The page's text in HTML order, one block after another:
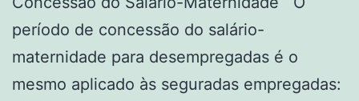
período de concessão do salário-
maternidade para desempregadas é o
mesmo aplicado às seguradas empregadas: